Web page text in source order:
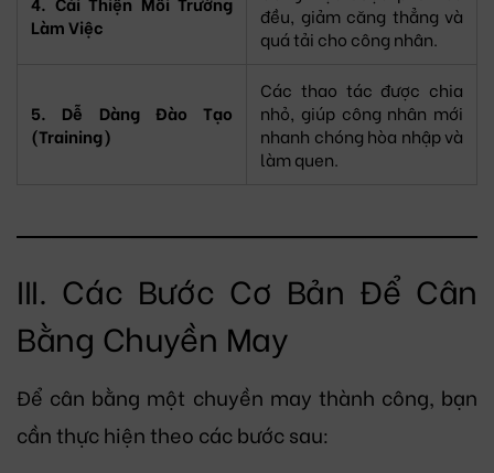
Làm Việc
đều, giảm căng thẳng và
quá tải cho công nhân.
5. Dễ Dàng Đào Tạo
(Training)
Các thao tác được chia
nhỏ, giúp công nhân mới
nhanh chóng hòa nhập và
làm quen.
III. Các Bước Cơ Bản Để Cân
Bằng Chuyền May
Để cân bằng một chuyền may thành công, bạn
cần thực hiện theo các bước sau: